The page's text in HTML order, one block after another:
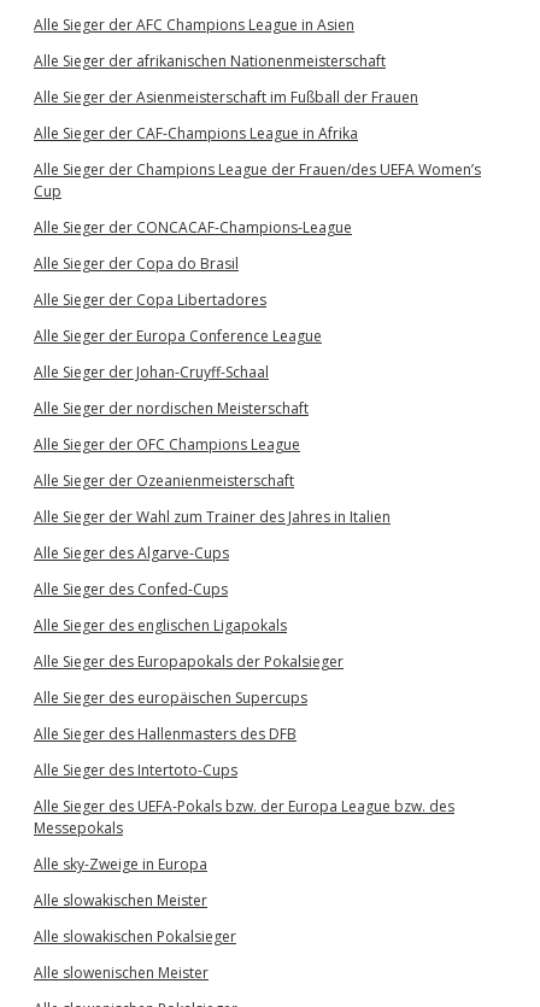
Alle Sieger der AFC Champions League in Asien
Alle Sieger der afrikanischen Nationenmeisterschaft
Alle Sieger der Asienmeisterschaft im Fußball der Frauen
Alle Sieger der CAF-Champions League in Afrika
Alle Sieger der Champions League der Frauen/des UEFA Women’s
Cup
Alle Sieger der CONCACAF-Champions-League
Alle Sieger der Copa do Brasil
Alle Sieger der Copa Libertadores
Alle Sieger der Europa Conference League
Alle Sieger der Johan-Cruyff-Schaal
Alle Sieger der nordischen Meisterschaft
Alle Sieger der OFC Champions League
Alle Sieger der Ozeanienmeisterschaft
Alle Sieger der Wahl zum Trainer des Jahres in Italien
Alle Sieger des Algarve-Cups
Alle Sieger des Confed-Cups
Alle Sieger des englischen Ligapokals
Alle Sieger des Europapokals der Pokalsieger
Alle Sieger des europäischen Supercups
Alle Sieger des Hallenmasters des DFB
Alle Sieger des Intertoto-Cups
Alle Sieger des UEFA-Pokals bzw. der Europa League bzw. des
Messepokals
Alle sky-Zweige in Europa
Alle slowakischen Meister
Alle slowakischen Pokalsieger
Alle slowenischen Meister